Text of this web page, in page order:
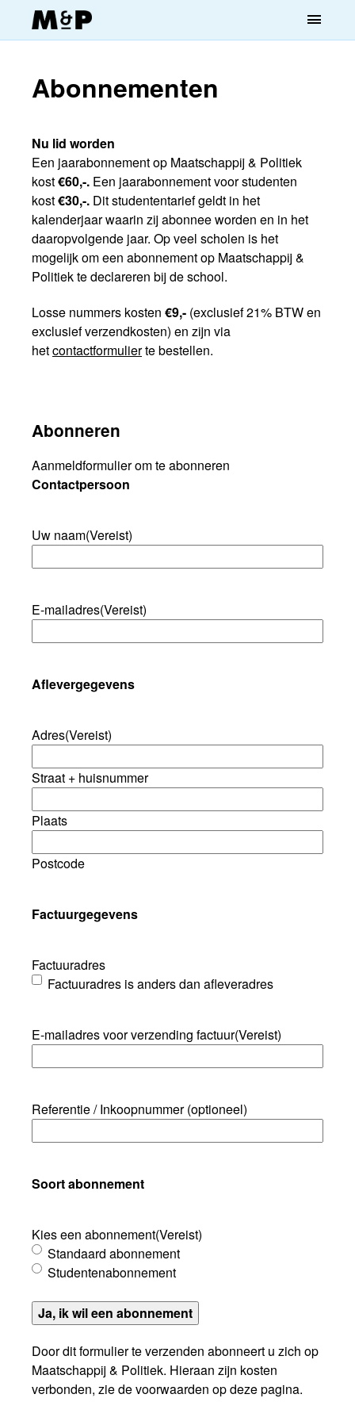
menu
Abonnementen
Nu lid worden
Een jaarabonnement op Maatschappij & Politiek
kost€60,-. Een jaarabonnement voor studenten
kost€30,-. Dit studententarief geldt in het
kalenderjaar waarin zij abonnee worden en in het
daaropvolgende jaar. Op veel scholen is het
mogelijk om een abonnement op Maatschappij &
Politiek te declareren bij de school.
Losse nummers kosten €9,- (exclusief 21% BTW en
exclusief verzendkosten) en zijn via
hetcontactformulierte bestellen.
Abonneren
Aanmeldformulier om te abonneren
Contactpersoon
Uw naam(Vereist)
E-mailadres(Vereist)
Aflevergegevens
Adres(Vereist)
Straat + huisnummer
Plaats
Postcode
Factuurgegevens
Factuuradres
Factuuradres is anders dan afleveradres
E-mailadres voor verzending factuur(Vereist)
Referentie / Inkoopnummer (optioneel)
Soort abonnement
Kies een abonnement(Vereist)
Standaard abonnement
Studentenabonnement
Ja, ik wil een abonnement
Door dit formulier te verzenden abonneert u zich op
Maatschappij & Politiek. Hieraan zijn kosten
verbonden, zie de voorwaarden op deze pagina.